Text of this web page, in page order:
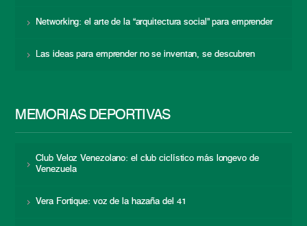
Networking: el arte de la “arquitectura social” para emprender
Las ideas para emprender no se inventan, se descubren
MEMORIAS DEPORTIVAS
Club Veloz Venezolano: el club ciclístico más longevo de
Venezuela
Vera Fortique: voz de la hazaña del 41